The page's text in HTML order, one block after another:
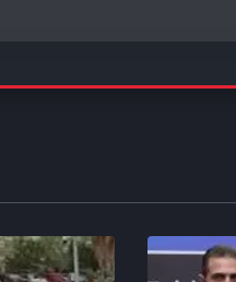
saha karıştı: Tekme tokat